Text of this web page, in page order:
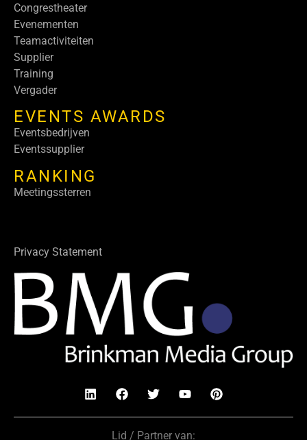
Congrestheater
Evenementen
Teamactiviteiten
Supplier
Training
Vergader
EVENTS AWARDS
Eventsbedrijven
Eventssupplier
RANKING
Meetingssterren
Privacy Statement
Lid / Partner van: